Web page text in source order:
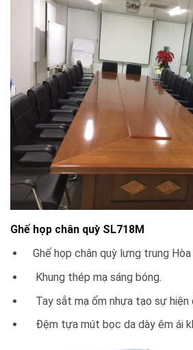
Ghế họp chân quỳ SL718M
Ghế họp chân quỳ lưng trung
Khung thép mạ sáng bóng.
Tay sắt mạ ốm nhựa tạo sự hiện
Đệm tựa mút bọc da dày êm ái